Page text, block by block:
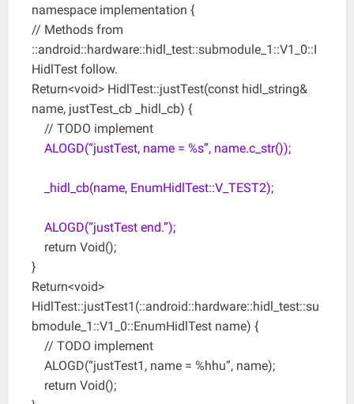
namespace implementation {
// Methods from
::android::hardware::hidl_test::submodule_1::V1_0::I
HidlTest follow.
Return<void> HidlTest::justTest(const hidl_string&
name, justTest_cb _hidl_cb) {
// TODO implement
ALOGD(“justTest, name = %s”, name.c_str());
_hidl_cb(name, EnumHidlTest::V_TEST2);
ALOGD(“justTest end.”);
return Void();
}
Return<void>
HidlTest::justTest1(::android::hardware::hidl_test::su
bmodule_1::V1_0::EnumHidlTest name) {
// TODO implement
ALOGD(“justTest1, name = %hhu”, name);
return Void();